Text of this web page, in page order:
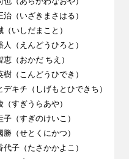
治（いざきまさはる）
（いしだまこと）
人（えんどうひろと）
恵（おかだ ちえ）
樹（こんどうひでき）
デキチ（しげもとひできち）
（すぎうらあや）
子（すぎのけいこ）
勝（せとくにかつ）
代子（たさかかよこ）